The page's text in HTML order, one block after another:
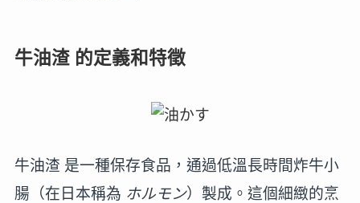
牛油渣 的定義和特徵
牛油渣 是一種保存食品，通過低溫長時間炸牛小
腸（在日本稱為 ホルモン）製成。這個細緻的烹